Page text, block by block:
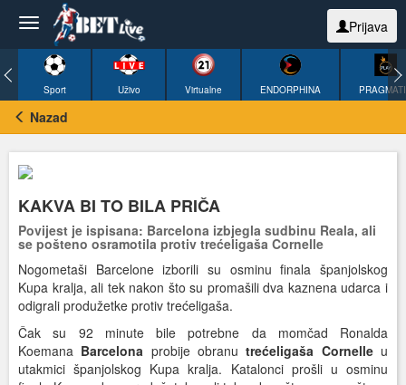
Prijava
Sport Uživo Virtualne ENDORPHINA
Nazad
KAKVA BI TO BILA PRIČA
Povijest je ispisana: Barcelona izbjegla sudbinu Reala, ali
se pošteno osramotila protiv trećeligaša Cornelle
Nogometaši Barcelone izborili su osminu finala španjolskog
Kupa kralja, ali tek nakon što su promašili dva kaznena udarca i
odigrali produžetke protiv trećeligaša.
Čak su 92 minute bile potrebne da momčad Ronalda
Koemana Barcelona probije obranutrećeligaša Cornelle u
utakmici španjolskog Kupa kralja. Katalonci prošli u osminu